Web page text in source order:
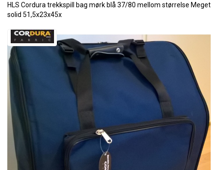
innhold
HLS Cordura trekkspill bag mørk blå 37/80 mellom størrelse Meget
solid 51,5x23x45x
Skip
to
the
end
the
images
gallery